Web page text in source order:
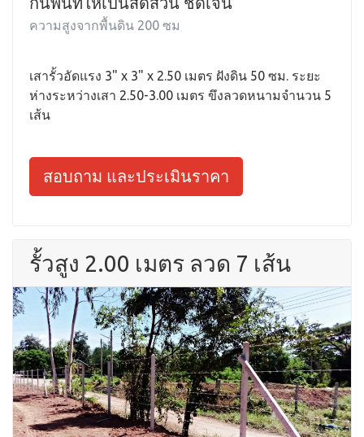
ความสูงจากพื้นดิน 200 ซม
เสารั้วอัดแรง 3" x 3" x 2.50 เมตร ฝังดิน 50 ซม. ระยะ
ห่างระหว่างเสา 2.50-3.00 เมตร ขึงลวดหนามจำนวน 5
เส้น
สอบถาม และประเมินราคา
รั้วสูง 2.00 เมตร ลวด 7 เส้น